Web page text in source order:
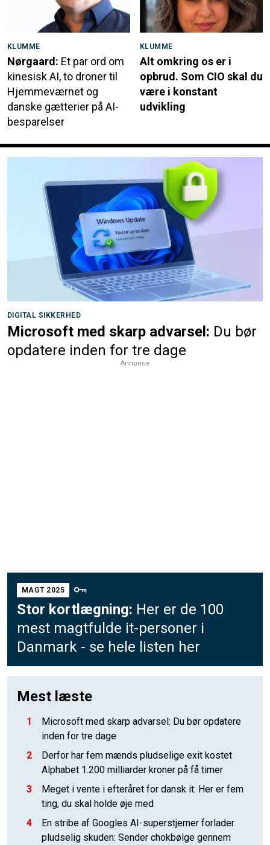
KLUMME
Nørgaard: Et par ord om
kinesisk AI, to droner til
Hjemmeværnet og
danske gætterier på AI-
besparelser
KLUMME
Alt omkring os er i
opbrud. Som CIO skal du
være i konstant
udvikling
DIGITAL SIKKERHED
Microsoft med skarp advarsel: Du bør
opdatere inden for tre dage
Annonce
MAGT 2025
Stor kortlægning: Her er de 100
mest magtfulde it-personer i
Danmark - se hele listen her
Mest læste
1
Microsoft med skarp advarsel: Du bør opdatere
inden for tre dage
2
Derfor har fem mænds pludselige exit kostet
Alphabet 1.200 milliarder kroner på få timer
3
Meget i vente i efteråret for dansk it: Her er fem
ting, du skal holde øje med
4
En stribe af Googles AI-superstjerner forlader
pludselig skuden: Sender chokbølge gennem